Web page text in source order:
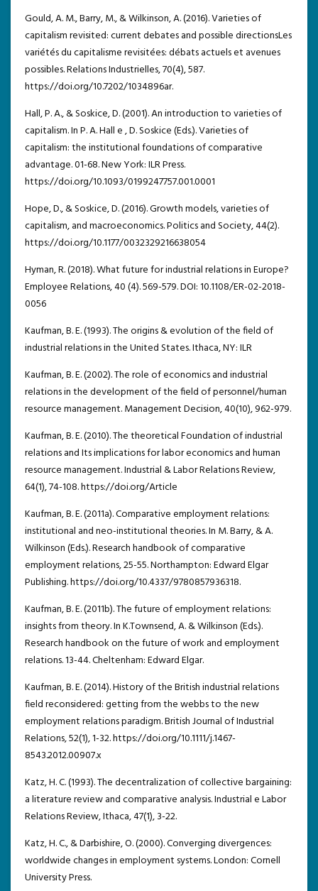
Gould, A. M., Barry, M., & Wilkinson, A. (2016). Varieties of
capitalism revisited: current debates and possible directionsLes
variétés du capitalisme revisitées: débats actuels et avenues
possibles. Relations Industrielles, 70(4), 587.
https://doi.org/10.7202/1034896ar.
Hall, P. A., & Soskice, D. (2001). An introduction to varieties of
capitalism. In P. A. Hall e , D. Soskice (Eds.). Varieties of
capitalism: the institutional foundations of comparative
advantage. 01-68. New York: ILR Press.
https://doi.org/10.1093/0199247757.001.0001
Hope, D., & Soskice, D. (2016). Growth models, varieties of
capitalism, and macroeconomics. Politics and Society, 44(2).
https://doi.org/10.1177/0032329216638054
Hyman, R. (2018). What future for industrial relations in Europe?
Employee Relations, 40 (4). 569-579. DOI: 10.1108/ER-02-2018-
0056
Kaufman, B. E. (1993). The origins & evolution of the field of
industrial relations in the United States. Ithaca, NY: ILR
Kaufman, B. E. (2002). The role of economics and industrial
relations in the development of the field of personnel/human
resource management. Management Decision, 40(10), 962-979.
Kaufman, B. E. (2010). The theoretical Foundation of industrial
relations and Its implications for labor economics and human
resource management. Industrial & Labor Relations Review,
64(1), 74-108. https://doi.org/Article
Kaufman, B. E. (2011a). Comparative employment relations:
institutional and neo-institutional theories. In M. Barry, & A.
Wilkinson (Eds.). Research handbook of comparative
employment relations, 25-55. Northampton: Edward Elgar
Publishing. https://doi.org/10.4337/9780857936318.
Kaufman, B. E. (2011b). The future of employment relations:
insights from theory. In K.Townsend, A. & Wilkinson (Eds.).
Research handbook on the future of work and employment
relations. 13-44. Cheltenham: Edward Elgar.
Kaufman, B. E. (2014). History of the British industrial relations
field reconsidered: getting from the webbs to the new
employment relations paradigm. British Journal of Industrial
Relations, 52(1), 1-32. https://doi.org/10.1111/j.1467-
8543.2012.00907.x
Katz, H. C. (1993). The decentralization of collective bargaining:
a literature review and comparative analysis. Industrial e Labor
Relations Review, Ithaca, 47(1), 3-22.
Katz, H. C., & Darbishire, O. (2000). Converging divergences:
worldwide changes in employment systems. London: Cornell
University Press.